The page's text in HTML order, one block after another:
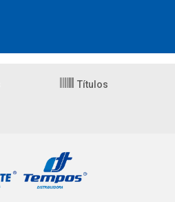
Títulos